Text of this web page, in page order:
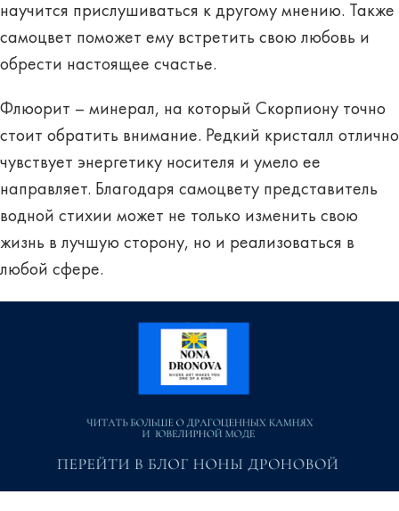
научится прислушиваться к другому мнению. Также
самоцвет поможет ему встретить свою любовь и
обрести настоящее счастье.
Флюорит – минерал, на который Скорпиону точно
стоит обратить внимание. Редкий кристалл отлично
чувствует энергетику носителя и умело ее
направляет. Благодаря самоцвету представитель
водной стихии может не только изменить свою
жизнь в лучшую сторону, но и реализоваться в
любой сфере.